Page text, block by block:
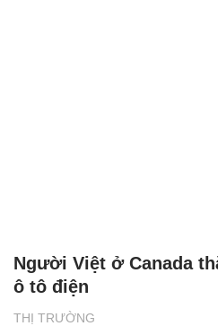
THỊ TRƯỜNG
Người Việt ở Canada
ô tô điện